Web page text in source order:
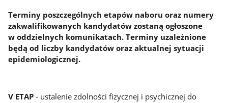
Terminy poszczególnych etapów naboru oraz numery
zakwalifikowanych kandydatów zostaną ogłoszone
w oddzielnych komunikatach. Terminy uzależnione
będą od liczby kandydatów oraz aktualnej sytuacji
epidemiologicznej.
V ETAP- ustalenie zdolności fizycznej i psychicznej do